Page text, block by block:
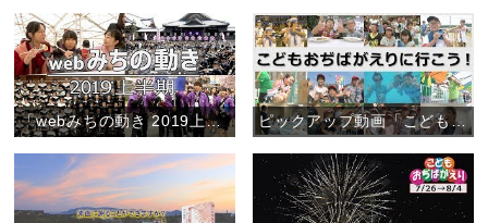
「webみちの動き 2019上半期」 ピックアップ動画「こどもおぢばがえりに行こう！」